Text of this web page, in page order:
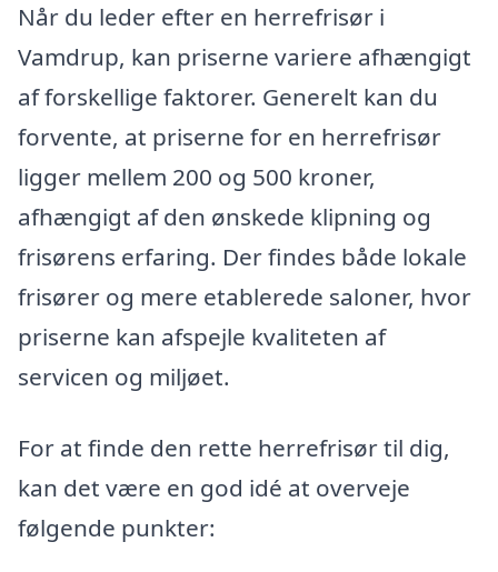
Når du leder efter en herrefrisør i
Vamdrup, kan priserne variere afhængigt
af forskellige faktorer. Generelt kan du
forvente, at priserne for en herrefrisør
ligger mellem 200 og 500 kroner,
afhængigt af den ønskede klipning og
frisørens erfaring. Der findes både lokale
frisører og mere etablerede saloner, hvor
priserne kan afspejle kvaliteten af
servicen og miljøet.
For at finde den rette herrefrisør til dig,
kan det være en god idé at overveje
følgende punkter: